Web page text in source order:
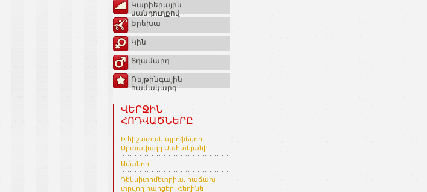
Կարիերային
սանդուղքով
Երեխա
Կին
Տղամարդ
Ռեյթինգային
համակարգ
ՎԵՐՋԻՆ
ՀՈԴՎԱԾՆԵՐԸ
Ի հիշատակ պրոֆեսոր
Արտավազդ Սահակյանի
Ամանոր
Դենսիտոմետրիա. հաճախ
տրվող հարցեր. Հեղինե